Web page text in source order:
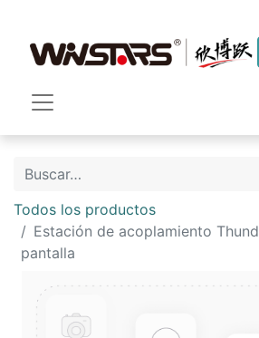
Todos los productos
Estación de acoplamiento
pantalla